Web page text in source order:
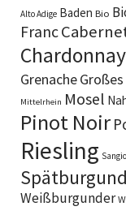
Alto Adige Baden Bio
Franc
Chardonnay
Grenache
Mittelrhein Mosel
Pinot Noir
Riesling
Weißburgunder